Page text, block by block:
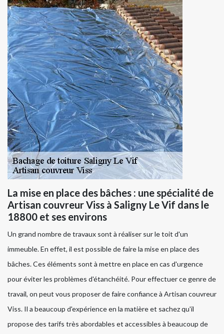
La mise en place des bâches : une spécialité de
Artisan couvreur Viss à Saligny Le Vif dans le
18800 et ses environs
Un grand nombre de travaux sont à réaliser sur le toit d'un
immeuble. En effet, il est possible de faire la mise en place des
bâches. Ces éléments sont à mettre en place en cas d'urgence
pour éviter les problèmes d'étanchéité. Pour effectuer ce genre de
travail, on peut vous proposer de faire confiance à Artisan couvreur
Viss. Il a beaucoup d'expérience en la matière et sachez qu'il
propose des tarifs très abordables et accessibles à beaucoup de